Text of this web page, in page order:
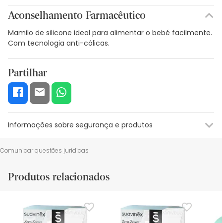
Aconselhamento Farmacêutico
Mamilo de silicone ideal para alimentar o bebé facilmente.
Com tecnologia anti-cólicas.
Partilhar
Informações sobre segurança e produtos
Recursos de segurança visual
De momento, não dispomos de imagens de segurança
Recomendamos que voltes mais tarde para veres as
actualizações. Entretanto, recomendamos que leias as
Comunicar questões jurídicas
Produtos relacionados